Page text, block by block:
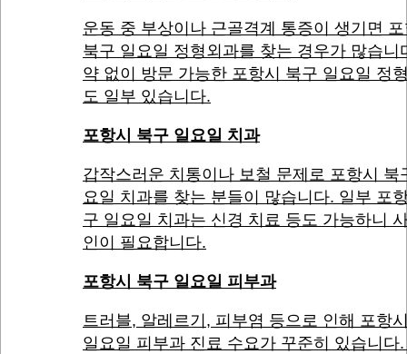
운동 중 부상이나 근골격계 통증이 생기면
북구 일요일 정형외과를 찾는 경우가 많습니
약 없이 방문 가능한 포항시 북구 일요일 정
도 일부 있습니다.
포항시 북구 일요일 치과
갑작스러운 치통이나 보철 문제로 포항시 북
요일 치과를 찾는 분들이 많습니다. 일부 포
구 일요일 치과는 신경 치료 등도 가능하니
인이 필요합니다.
포항시 북구 일요일 피부과
트러블, 알레르기, 피부염 등으로 인해 포항
일요일 피부과 진료 수요가 꾸준히 있습니다